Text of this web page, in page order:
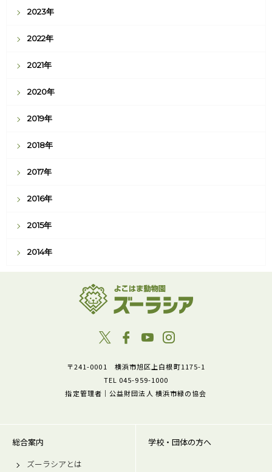
2023年
2022年
2021年
2020年
2019年
2018年
2017年
2016年
2015年
2014年
〒241-0001 横浜市旭区上白根町1175-1
TEL 045-959-1000
指定管理者｜公益財団法人 横浜市緑の協会
総合案内
ズーラシアとは
学校・団体の方へ